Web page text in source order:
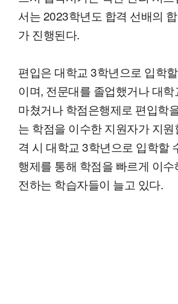
서는 2023학년도 합격 선배의
가 진행된다.
편입은 대학교 3학년으로 입학
이며, 전문대를 졸업했거나 대
마쳤거나 학점은행제로 편입학
는 학점을 이수한 지원자가 지
격 시 대학교 3학년으로 입학할
행제를 통해 학점을 빠르게 이
전하는 학습자들이 늘고 있다.